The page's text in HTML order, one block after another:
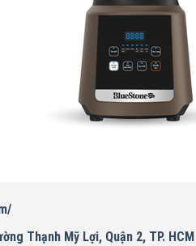
Thạnh Mỹ Lợi, Quận 2, TP. HCM